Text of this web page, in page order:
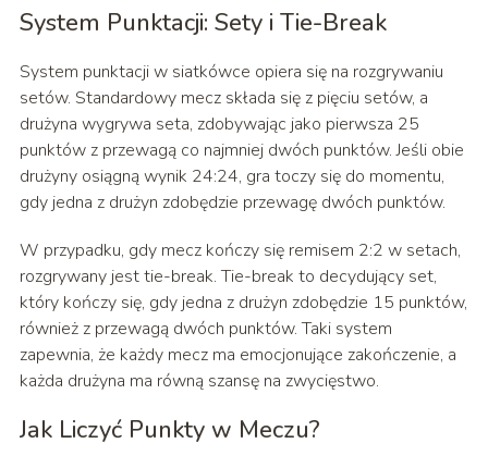
System Punktacji: Sety i Tie-Break
System punktacji w siatkówce opiera się na rozgrywaniu
setów. Standardowy mecz składa się z pięciu setów, a
drużyna wygrywa seta, zdobywając jako pierwsza 25
punktów z przewagą co najmniej dwóch punktów. Jeśli obie
drużyny osiągną wynik 24:24, gra toczy się do momentu,
gdy jedna z drużyn zdobędzie przewagę dwóch punktów.
W przypadku, gdy mecz kończy się remisem 2:2 w setach,
rozgrywany jest tie-break. Tie-break to decydujący set,
który kończy się, gdy jedna z drużyn zdobędzie 15 punktów,
również z przewagą dwóch punktów. Taki system
zapewnia, że każdy mecz ma emocjonujące zakończenie, a
każda drużyna ma równą szansę na zwycięstwo.
Jak Liczyć Punkty w Meczu?